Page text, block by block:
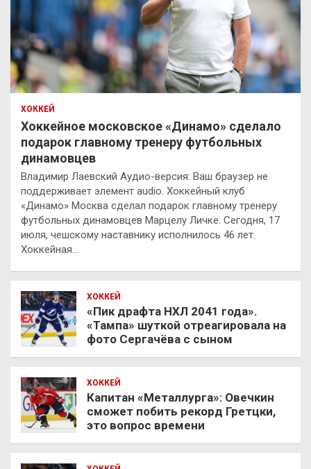
ХОККЕЙ
Хоккейное московское «Динамо» сделало
подарок главному тренеру футбольных
динамовцев
Владимир Лаевский Аудио-версия: Ваш браузер не
поддерживает элемент audio. Хоккейный клуб
«Динамо» Москва сделал подарок главному тренеру
футбольных динамовцев Марцелу Личке. Сегодня, 17
июля, чешскому наставнику исполнилось 46 лет.
Хоккейная…
ХОККЕЙ
«Пик драфта НХЛ 2041 года».
«Тампа» шуткой отреагировала на
фото Сергачёва с сыном
ХОККЕЙ
Капитан «Металлурга»: Овечкин
сможет побить рекорд Гретцки,
это вопрос времени